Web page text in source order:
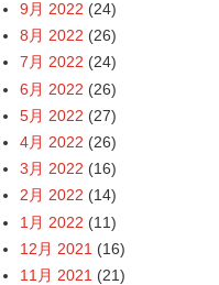
9月 2022 (24)
8月 2022 (26)
7月 2022 (24)
6月 2022 (26)
5月 2022 (27)
4月 2022 (26)
3月 2022 (16)
2月 2022 (14)
1月 2022 (11)
12月 2021 (16)
11月 2021 (21)